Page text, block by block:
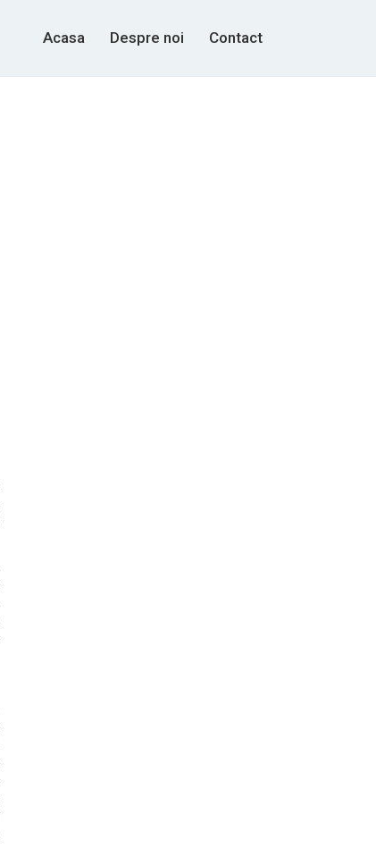
Acasa Despre noi Contact